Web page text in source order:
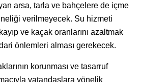
arsa, tarla ve bahçelere de içme
verilmeyecek. Su hizmeti
ve kaçak oranlarını azaltmak
önlemleri alması gerekecek.
korunması ve tasarruf
vatandaşlara yönelik